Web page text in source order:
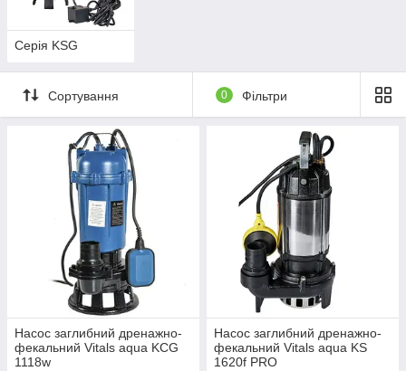
Серія KSG
Сортування 0 Фільтри
Насос заглибний дренажно-
фекальний Vitals aqua KCG
1118w
Насос заглибний дренажно-
фекальний Vitals aqua KS
1620f PRO